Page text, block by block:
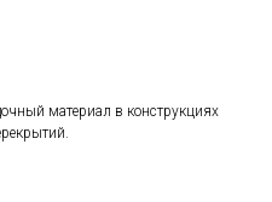
материал в конструкциях